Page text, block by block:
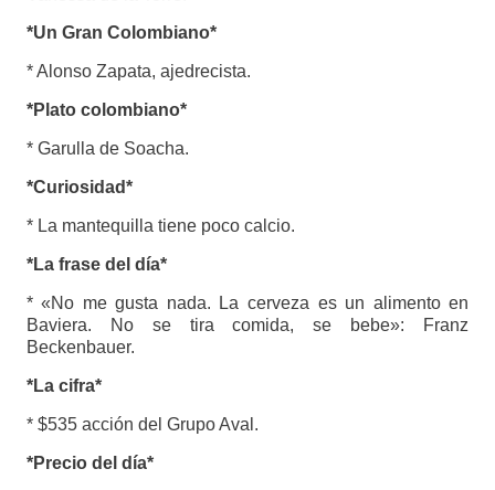
*Un Gran Colombiano*
* Alonso Zapata, ajedrecista.
*Plato colombiano*
* Garulla de Soacha.
*Curiosidad*
* La mantequilla tiene poco calcio.
*La frase del día*
* «No me gusta nada. La cerveza es un alimento en
Baviera. No se tira comida, se bebe»: Franz
Beckenbauer.
*La cifra*
* $535 acción del Grupo Aval.
*Precio del día*